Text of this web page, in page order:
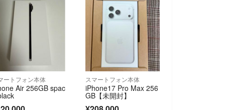
ートフォン本体
Air 256GB spac
スマートフォン本体
iPhone17 Pro Max 256
GB【未開封】